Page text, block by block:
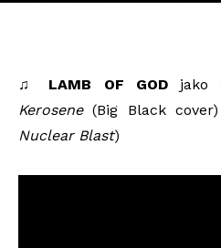
♫ LAMB OF GODjako
Kerosene(Big Black
Nuclear Blast)